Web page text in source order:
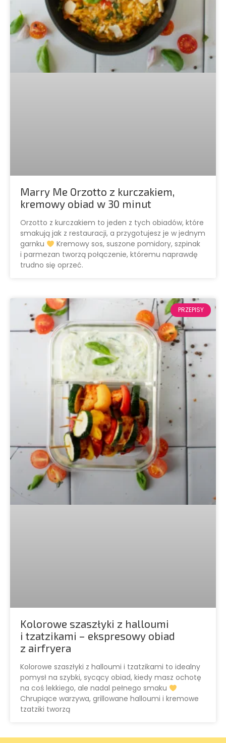
Marry Me Orzotto z kurczakiem,
kremowy obiad w 30 minut
Orzotto z kurczakiem to jeden z tych obiadów, które
smakują jak z restauracji, a przygotujesz je w jednym
garnku
Kremowy sos, suszone pomidory, szpinak
i parmezan tworzą połączenie, któremu naprawdę
trudno się oprzeć.
PRZEPISY
Kolorowe szaszłyki z halloumi
i tzatzikami – ekspresowy obiad
z airfryera
Kolorowe szaszłyki z halloumi i tzatzikami to idealny
pomysł na szybki, sycący obiad, kiedy masz ochotę
na coś lekkiego, ale nadal pełnego smaku
Chrupiące warzywa, grillowane halloumi i kremowe
tzatziki tworzą